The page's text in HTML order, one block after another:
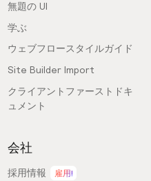
無題の UI
学ぶ
ウェブフロースタイルガイド
Site Builder Import
クライアントファーストドキ
ュメント
会社
採用情報 雇用!